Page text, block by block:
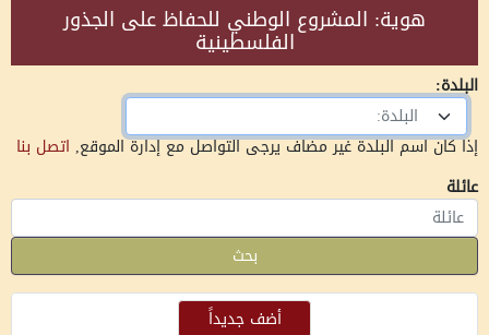
هوية: المشروع الوطني للحفاظ على الجذور
الفلسطينية
البلدة:
البلدة:
إذا كان اسم البلدة غير مضاف يرجى التواصل مع إدارة الموقع, اتصل بنا
عائلة
بحث
أضف جديداً